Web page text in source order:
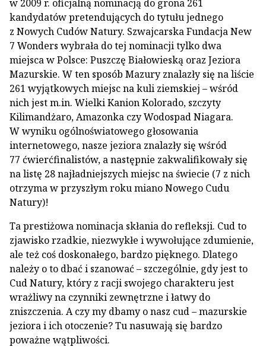
w 2009 r. oficjalną nominacją do grona 261
kandydatów pretendujących do tytułu jednego
z Nowych Cudów Natury. Szwajcarska Fundacja New
7 Wonders wybrała do tej nominacji tylko dwa
miejsca w Polsce: Puszczę Białowieską oraz Jeziora
Mazurskie. W ten sposób Mazury znalazły się na liście
261 wyjątkowych miejsc na kuli ziemskiej – wśród
nich jest m.in. Wielki Kanion Kolorado, szczyty
Kilimandżaro, Amazonka czy Wodospad Niagara.
W wyniku ogólnoświatowego głosowania
internetowego, nasze jeziora znalazły się wśród
77 ćwierćfinalistów, a następnie zakwalifikowały się
na listę 28 najładniejszych miejsc na świecie (7 z nich
otrzyma w przyszłym roku miano Nowego Cudu
Natury)!
Ta prestiżowa nominacja skłania do refleksji. Cud to
zjawisko rzadkie, niezwykłe i wywołujące zdumienie,
ale też coś doskonałego, bardzo pięknego. Dlatego
należy o to dbać i szanować – szczególnie, gdy jest to
Cud Natury, który z racji swojego charakteru jest
wrażliwy na czynniki zewnętrzne i łatwy do
zniszczenia. A czy my dbamy o nasz cud – mazurskie
jeziora i ich otoczenie? Tu nasuwają się bardzo
poważne wątpliwości.